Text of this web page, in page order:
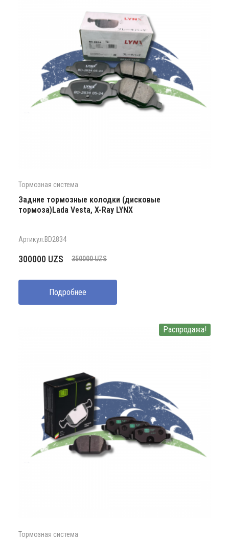
Тормозная система
Задние тормозные колодки (дисковые
тормоза)Lada Vesta, X-Ray LYNX
Артикул:BD2834
350000UZS
Первоначальная
составляла
350000 UZS.
300000 UZS
Текущая
300000 UZS.
Подробнее
Распродажа!
Тормозная система